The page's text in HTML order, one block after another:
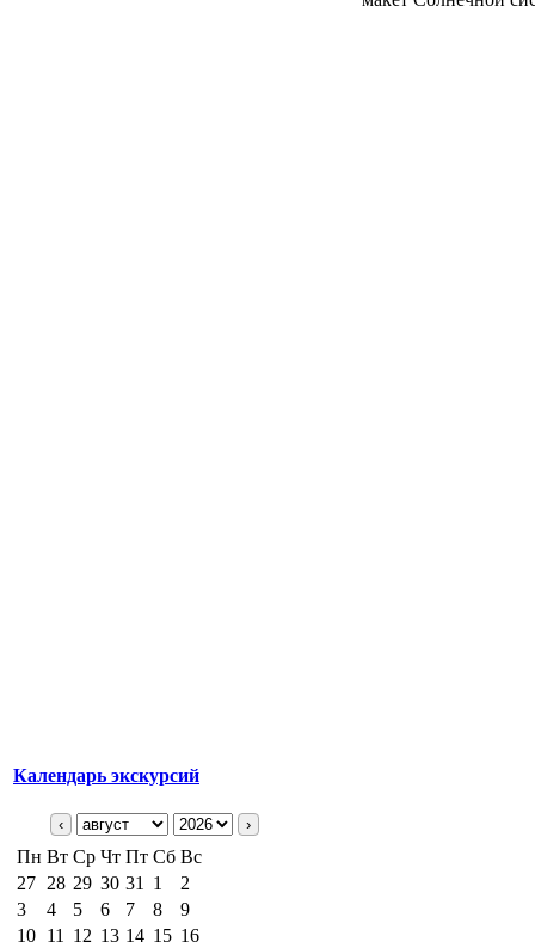
Календарь экскурсий
‹ ›
Пн Вт Ср Чт Пт Сб Вс
27 28 29 30 31 1
2
3
4 5 6 7 8
9
10 11 12 13 14 15 16